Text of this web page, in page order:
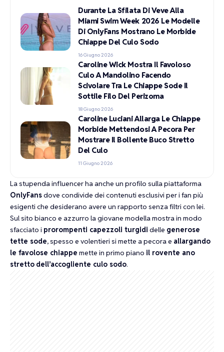
Durante La Sfilata Di Veve Alla
Miami Swim Week 2026 Le Modelle
Di OnlyFans Mostrano Le Morbide
Chiappe Del Culo Sodo
16 Giugno 2026
Caroline Wick Mostra Il Favoloso
Culo A Mandolino Facendo
Scivolare Tra Le Chiappe Sode Il
Sottile Filo Del Perizoma
18 Giugno 2026
Caroline Luciani Allarga Le Chiappe
Morbide Mettendosi A Pecora Per
Mostrare Il Bollente Buco Stretto
Del Culo
11 Giugno 2026
La stupenda influencer ha anche un profilo sulla piattaforma
OnlyFansdove condivide dei contenuti esclusivi per i fan più
esigenti che desiderano avere un rapporto senza filtri con lei.
Sul sito bianco e azzurro la giovane modella mostra in modo
sfacciato i prorompenti capezzoli turgidi delle generose
tette sode, spesso e volentieri si mette a pecora e allargando
le favolose chiappe mette in primo piano il rovente ano
stretto dell’accogliente culo sodo.